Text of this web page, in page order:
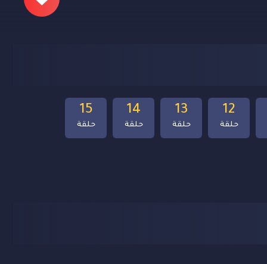
15
حلقة
14
حلقة
13
حلقة
12
حلقة